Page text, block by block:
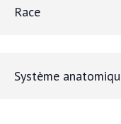
Race
Système